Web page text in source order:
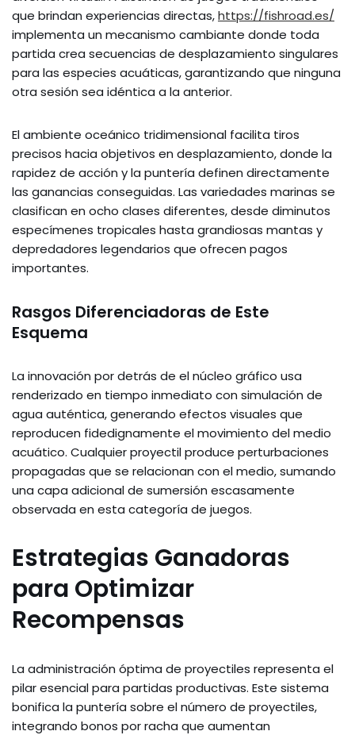
que brindan experiencias directas,https://fishroad.es/
implementa un mecanismo cambiante donde toda
partida crea secuencias de desplazamiento singulares
para las especies acuáticas, garantizando que ninguna
otra sesión sea idéntica a la anterior.
El ambiente oceánico tridimensional facilita tiros
precisos hacia objetivos en desplazamiento, donde la
rapidez de acción y la puntería definen directamente
las ganancias conseguidas. Las variedades marinas se
clasifican en ocho clases diferentes, desde diminutos
especímenes tropicales hasta grandiosas mantas y
depredadores legendarios que ofrecen pagos
importantes.
Rasgos Diferenciadoras de Este
Esquema
La innovación por detrás de el núcleo gráfico usa
renderizado en tiempo inmediato con simulación de
agua auténtica, generando efectos visuales que
reproducen fidedignamente el movimiento del medio
acuático. Cualquier proyectil produce perturbaciones
propagadas que se relacionan con el medio, sumando
una capa adicional de sumersión escasamente
observada en esta categoría de juegos.
Estrategias Ganadoras
para Optimizar
Recompensas
La administración óptima de proyectiles representa el
pilar esencial para partidas productivas. Este sistema
bonifica la puntería sobre el número de proyectiles,
integrando bonos por racha que aumentan